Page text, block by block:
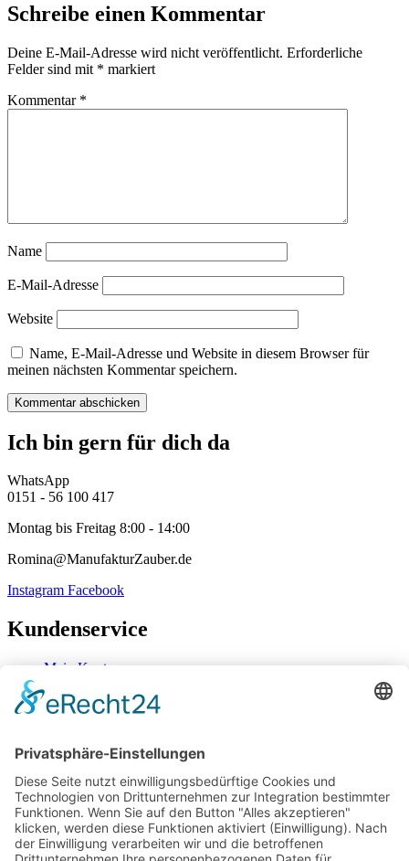
Schreibe einen Kommentar
Deine E-Mail-Adresse wird nicht veröffentlicht. Erforderliche
Felder sind mit * markiert
Kommentar *
Name
E-Mail-Adresse
Website
Name, E-Mail-Adresse und Website in diesem Browser für
meinen nächsten Kommentar speichern.
Ich bin gern für dich da
WhatsApp
0151 - 56 100 417
Montag bis Freitag 8:00 - 14:00
Romina@ManufakturZauber.de
Instagram Facebook
Kundenservice
Mein Konto
Zahlung & Versand
Widerrufsbelehrung
Mein Konto
Kontakt
Zahlung & Versand
Widerrufsbelehrung
Vertrag Widerrufen